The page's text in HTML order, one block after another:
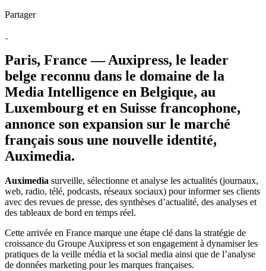
Partager
Paris, France — Auxipress, le leader
belge reconnu dans le domaine de la
Media Intelligence en Belgique, au
Luxembourg et en Suisse francophone,
annonce son expansion sur le marché
français sous une nouvelle identité,
Auximedia.
Auximedia surveille, sélectionne et analyse les actualités (journaux,
web, radio, télé, podcasts, réseaux sociaux) pour informer ses clients
avec des revues de presse, des synthèses d’actualité, des analyses et
des tableaux de bord en temps réel.
Cette arrivée en France marque une étape clé dans la stratégie de
croissance du Groupe Auxipress et son engagement à dynamiser les
pratiques de la veille média et la social media ainsi que de l’analyse
de données marketing pour les marques françaises.